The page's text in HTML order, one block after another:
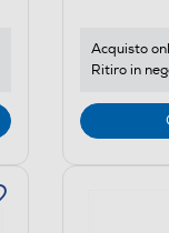
Acquisto
Ritiro in